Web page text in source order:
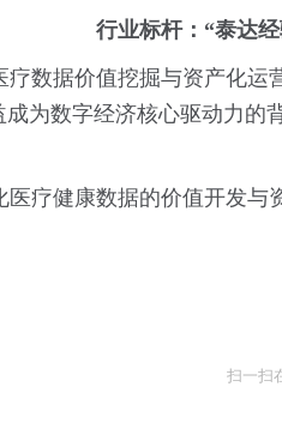
行业标杆：“泰达
数据价值挖掘与资产化
成为数字经济核心驱动力
疗健康数据的价值开发
扫一扫